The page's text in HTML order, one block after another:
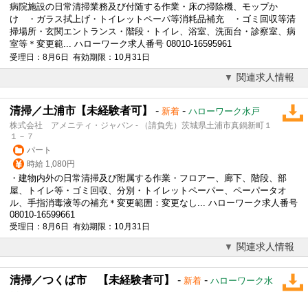
病院施設の日常清掃業務及び付随する作業・床の掃除機、モップか
け ・ガラス拭上げ・トイレットペーパ等消耗品補充 ・ゴミ回収等清
掃場所・玄関エントランス・階段・トイレ、浴室、洗面台・診察室、病
室等＊変更範... ハローワーク求人番号 08010-16595961
受理日：8月6日 有効期限：10月31日
関連求人情報
清掃／土浦市【未経験者可】 - 新着 - ハローワーク水戸
株式会社 アメニティ・ジャパン - （請負先）茨城県土浦市真鍋新町１
１－７
パート
時給 1,080円
・建物内外の日常清掃及び附属する作業・フロアー、廊下、階段、部
屋、トイレ等・ゴミ回収、分別・トイレットペーパー、ペーパータオ
ル、手指消毒液等の補充＊変更範囲：変更なし... ハローワーク求人番号
08010-16599661
受理日：8月6日 有効期限：10月31日
関連求人情報
清掃／つくば市 【未経験者可】 - 新着 - ハローワーク水